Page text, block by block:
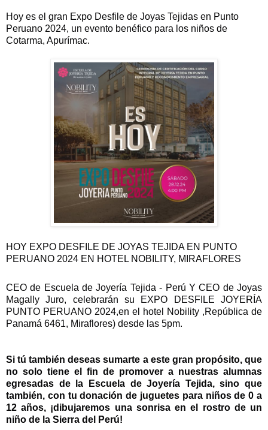
Hoy es el gran Expo Desfile de Joyas Tejidas en Punto
Peruano 2024, un evento benéfico para los niños de
Cotarma, Apurímac.
HOY EXPO DESFILE DE JOYAS TEJIDA EN PUNTO
PERUANO 2024 EN HOTEL NOBILITY, MIRAFLORES
CEO de Escuela de Joyería Tejida - Perú YCEO de Joyas
Magally Juro, celebrarán su EXPO DESFILE JOYERÍA
PUNTO PERUANO 2024,en el hotel Nobility ,República de
Panamá 6461, Miraflores) desde las 5pm.
Sitú también deseas sumarte a este gran propósito, que
no solo tiene el fin de promover a nuestras alumnas
egresadas de la Escuela de Joyería Tejida, sino que
también, con tu donación de juguetes para niños de 0 a
12 años, ¡dibujaremos una sonrisa en el rostro de un
niño de la Sierra del Perú!